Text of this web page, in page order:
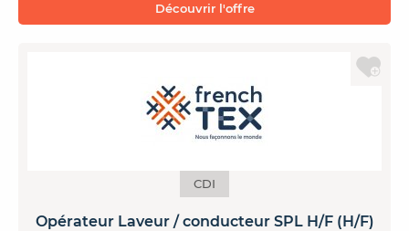
Découvrir l'offre
CDI
Opérateur Laveur / conducteur SPL H/F (H/F)